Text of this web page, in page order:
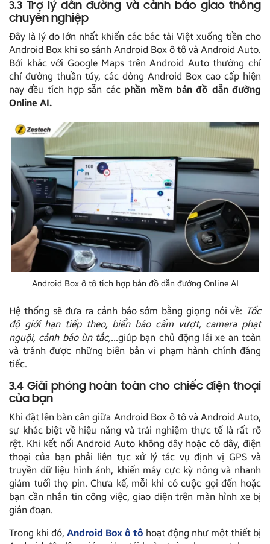
3.3 Trợ lý dẫn đường và cảnh báo giao thông
chuyên nghiệp
Đây là lý do lớn nhất khiến các bác tài Việt xuống tiền cho
Android Box khi so sánh Android Box ô tô và Android Auto.
Bởi khác với Google Maps trên Android Auto thường chỉ
chỉ đường thuần túy, các dòng Android Box cao cấp hiện
nay đều tích hợp sẵn các phần mềm bản đồ dẫn đường
Online AI.
Android Box ô tô tích hợp bản đồ dẫn đường Online AI
Hệ thống sẽ đưa ra cảnh báo sớm bằng giọng nói về: Tốc
độ giới hạn tiếp theo, biển báo cấm vượt, camera phạt
nguội, cảnh báo ùn tắc,…giúp bạn chủ động lái xe an toàn
và tránh được những biên bản vi phạm hành chính đáng
tiếc.
3.4 Giải phóng hoàn toàn cho chiếc điện thoại
của bạn
Khi đặt lên bàn cân giữa Android Box ô tô và Android Auto,
sự khác biệt về hiệu năng và trải nghiệm thực tế là rất rõ
rệt. Khi kết nối Android Auto không dây hoặc có dây, điện
thoại của bạn phải liên tục xử lý tác vụ định vị GPS và
truyền dữ liệu hình ảnh, khiến máy cực kỳ nóng và nhanh
giảm tuổi thọ pin. Chưa kể, mỗi khi có cuộc gọi đến hoặc
bạn cần nhắn tin công việc, giao diện trên màn hình xe bị
gián đoạn.
Trong khi đó, Android Box ô tô hoạt động như một thiết bị